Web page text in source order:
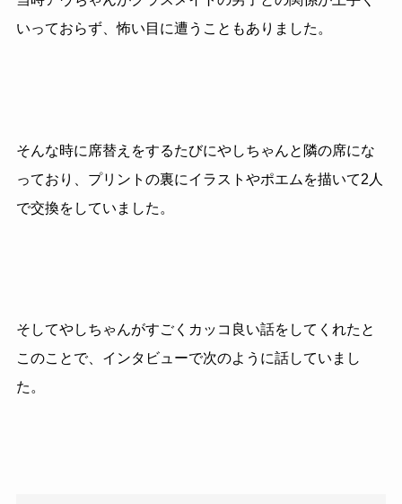
いっておらず、怖い目に遭うこともありました。
そんな時に席替えをするたびにやしちゃんと隣の席にな
っており、プリントの裏にイラストやポエムを描いて2人
で交換をしていました。
そしてやしちゃんがすごくカッコ良い話をしてくれたと
このことで、インタビューで次のように話していまし
た。